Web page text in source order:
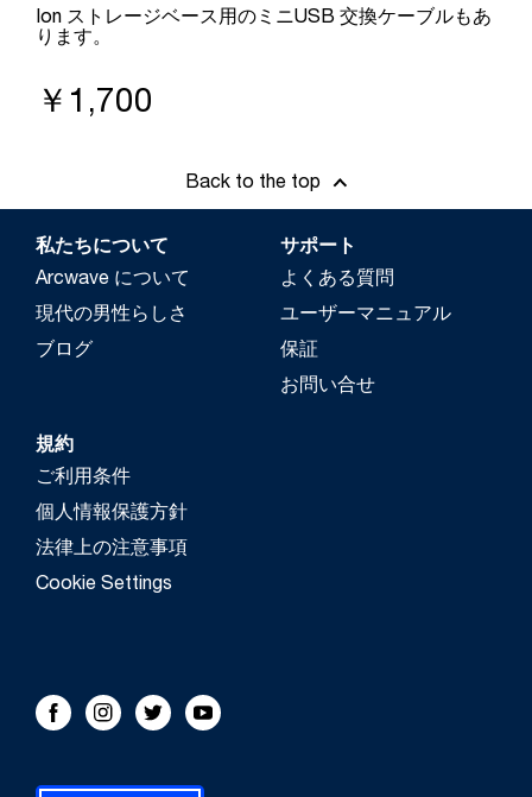
Ion ストレージベース用のミニUSB 交換ケーブルもあ
ります。
￥1,700
Back to the top
私たちについて
Arcwave について
現代の男性らしさ
ブログ
サポート
よくある質問
ユーザーマニュアル
保証
お問い合せ
規約
ご利用条件
個人情報保護方針
法律上の注意事項
Cookie Settings
FOLLOW US!
FacebookInstagram
TwitterYoutube